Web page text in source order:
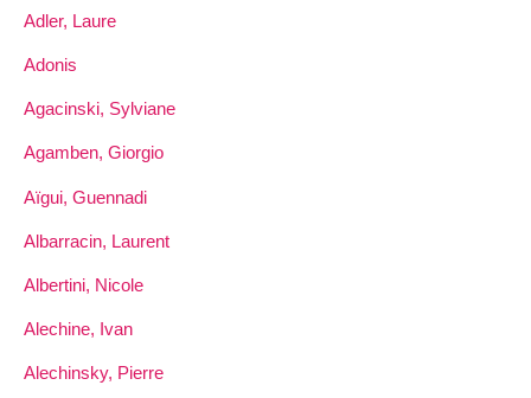
Adler, Laure
Adonis
Agacinski, Sylviane
Agamben, Giorgio
Aïgui, Guennadi
Albarracin, Laurent
Albertini, Nicole
Alechine, Ivan
Alechinsky, Pierre